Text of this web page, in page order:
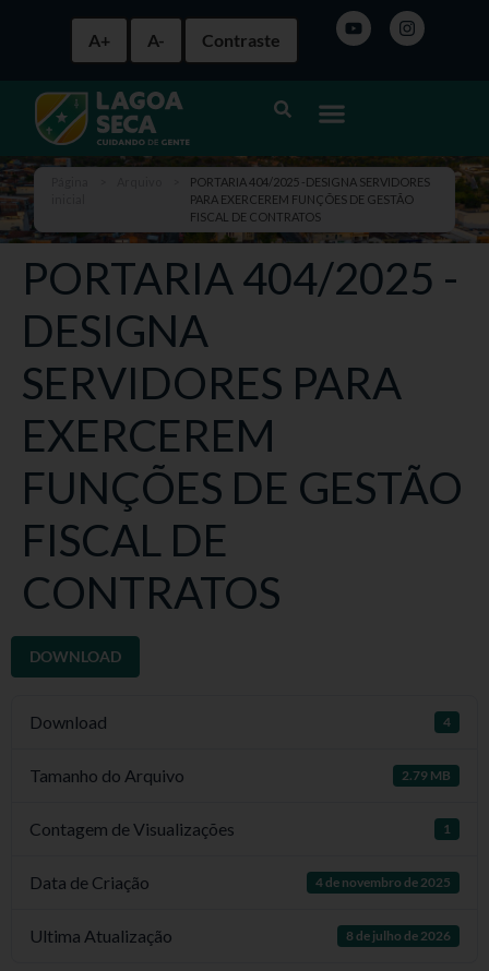
A+ A- Contraste
PORTARIA 404/2025 -DESIGNA SERVIDORES
PARA EXERCEREM FUNÇÕES DE GESTÃO
FISCAL DE CONTRATOS
PORTARIA 404/2025 -
DESIGNA
SERVIDORES PARA
EXERCEREM
FUNÇÕES DE GESTÃO
FISCAL DE
CONTRATOS
DOWNLOAD
Download 4
Tamanho do Arquivo 2.79 MB
Contagem de Visualizações 1
Data de Criação 4 de novembro de 2025
Ultima Atualização 8 de julho de 2026